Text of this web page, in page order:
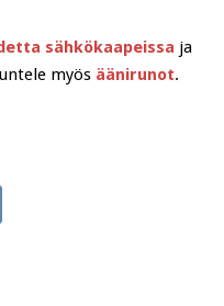
sähkökaapeissa ja
myös äänirunot.